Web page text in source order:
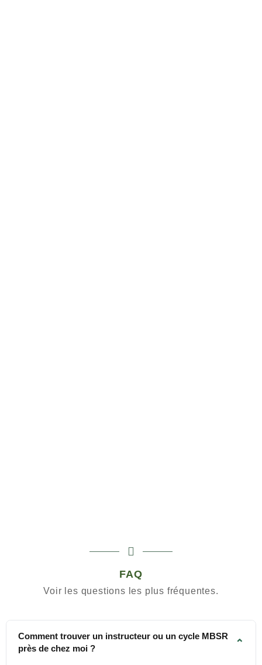
FAQ
Voir les questions les plus fréquentes.
Comment trouver un instructeur ou un cycle MBSR
près de chez moi ?
⌄